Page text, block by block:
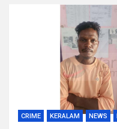
CRIME KERALAM NEWS